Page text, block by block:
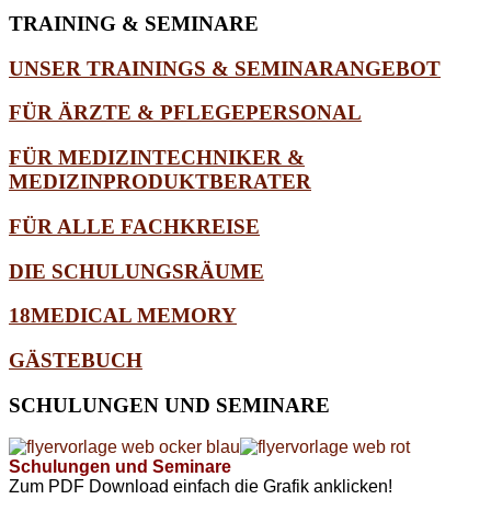
TRAINING & SEMINARE
UNSER TRAININGS & SEMINARANGEBOT
FÜR ÄRZTE & PFLEGEPERSONAL
FÜR MEDIZINTECHNIKER &
MEDIZINPRODUKTBERATER
FÜR ALLE FACHKREISE
DIE SCHULUNGSRÄUME
18MEDICAL MEMORY
GÄSTEBUCH
SCHULUNGEN UND SEMINARE
Schulungen und Seminare
Zum PDF Download einfach die Grafik anklicken!